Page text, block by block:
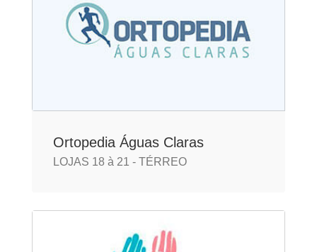
Ortopedia Águas Claras
LOJAS 18 à 21 - TÉRREO